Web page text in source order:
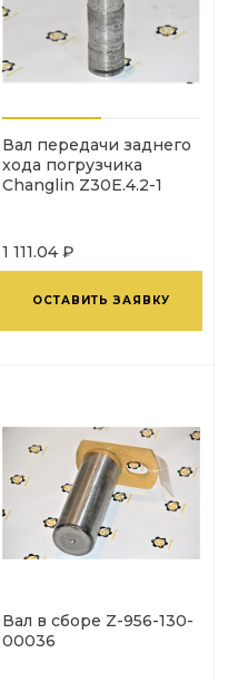
Вал передачи заднего
хода погрузчика
Changlin Z30E.4.2-1
1 111.04 ₽
ОСТАВИТЬ ЗАЯВКУ
Вал в сборе Z-956-130-
00036